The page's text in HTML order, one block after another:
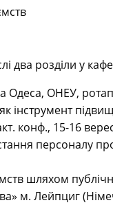
два розділи у
Одеса, ОНЕУ,
конф., 15-16
персоналу
шляхом
м. Лейпциг